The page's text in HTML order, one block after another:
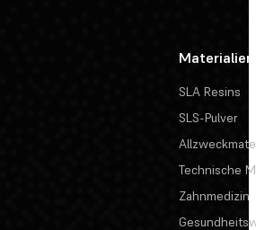
Materialien
SLA Resins
SLS-Pulver
Technische
Zahnmedizin